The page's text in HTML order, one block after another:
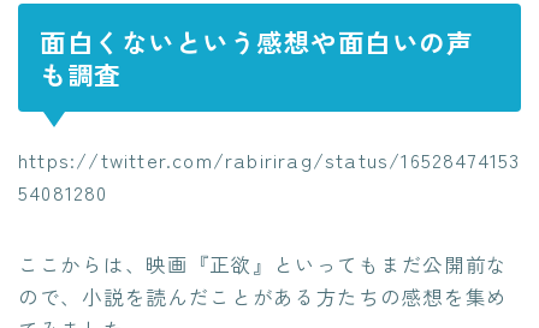
面白くないという感想や面白いの声
も調査
https://twitter.com/rabirirag/status/16528474153
54081280
ここからは、映画『正欲』といってもまだ公開前な
ので、小説を読んだことがある方たちの感想を集め